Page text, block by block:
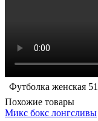
Футболка женская
Похожие товары
Микс бокс лонгсливы